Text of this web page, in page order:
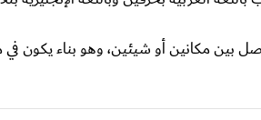
بين مكانين أو شيئين، وهو بناء يكون